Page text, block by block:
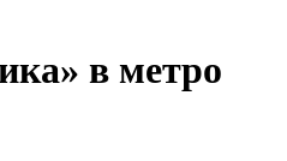
в метро